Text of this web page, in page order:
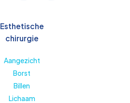
Esthetische
chirurgie
Aangezicht
Borst
Billen
Lichaam